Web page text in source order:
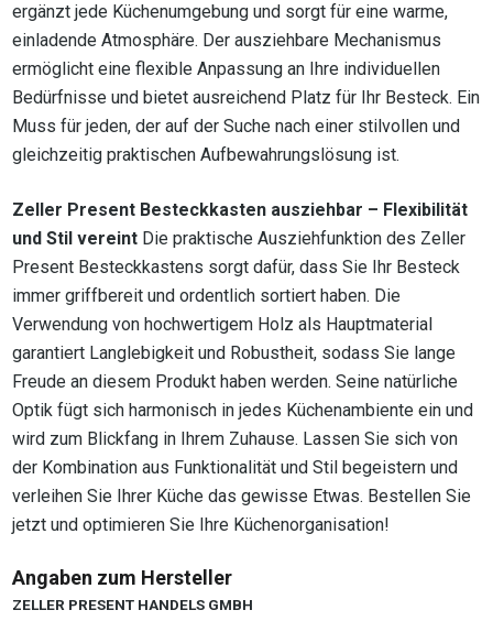
ergänzt jede Küchenumgebung und sorgt für eine warme,
einladende Atmosphäre. Der ausziehbare Mechanismus
ermöglicht eine flexible Anpassung an Ihre individuellen
Bedürfnisse und bietet ausreichend Platz für Ihr Besteck. Ein
Muss für jeden, der auf der Suche nach einer stilvollen und
gleichzeitig praktischen Aufbewahrungslösung ist.
Zeller Present Besteckkasten ausziehbar – Flexibilität
und Stil vereint Die praktische Ausziehfunktion des Zeller
Present Besteckkastens sorgt dafür, dass Sie Ihr Besteck
immer griffbereit und ordentlich sortiert haben. Die
Verwendung von hochwertigem Holz als Hauptmaterial
garantiert Langlebigkeit und Robustheit, sodass Sie lange
Freude an diesem Produkt haben werden. Seine natürliche
Optik fügt sich harmonisch in jedes Küchenambiente ein und
wird zum Blickfang in Ihrem Zuhause. Lassen Sie sich von
der Kombination aus Funktionalität und Stil begeistern und
verleihen Sie Ihrer Küche das gewisse Etwas. Bestellen Sie
jetzt und optimieren Sie Ihre Küchenorganisation!
Angaben zum Hersteller
ZELLER PRESENT HANDELS GMBH